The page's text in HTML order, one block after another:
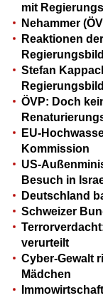
mit
Nehammer
Reaktionen
Stefan
ÖVP: Doch
EU-
Kommission
US-
Besuch in
Deutschland
Schweizer
verurteilt
Cyber-Gewalt
Mädchen